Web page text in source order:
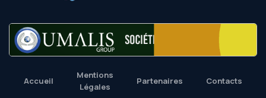
Accueil
Mentions
Légales
Partenaires Contacts